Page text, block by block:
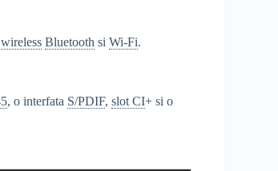
wireless Bluetooth siWi-Fi.
, o interfata S/PDIF,slot CI+ si o